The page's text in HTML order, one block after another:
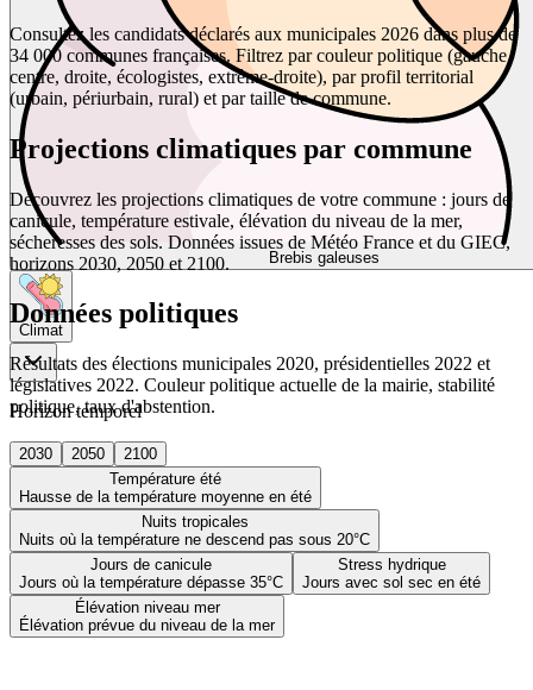
Brebis galeuses
Climat
Horizon temporel
2030 2050
2100
Température été
Hausse de la température moyenne en été
Nuits tropicales
Nuits où la température ne descend pas sous 20°C
Jours de canicule
Jours où la température dépasse 35°C
Stress hydrique
Jours avec sol sec en été
Élévation niveau mer
Élévation prévue du niveau de la mer
Consultez les candidats déclarés aux municipales 2026 dans plus de
34 000 communes françaises. Filtrez par couleur politique (gauche,
centre, droite, écologistes, extrême-droite), par profil territorial
(urbain, périurbain, rural) et par taille de commune.
Projections climatiques par commune
Découvrez les projections climatiques de votre commune : jours de
canicule, température estivale, élévation du niveau de la mer,
sécheresses des sols. Données issues de Météo France et du GIEC,
horizons 2030, 2050 et 2100.
Données politiques
Résultats des élections municipales 2020, présidentielles 2022 et
législatives 2022. Couleur politique actuelle de la mairie, stabilité
politique, taux d'abstention.